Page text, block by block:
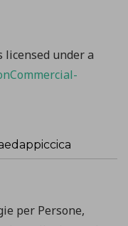
licensed under a
per Persone,